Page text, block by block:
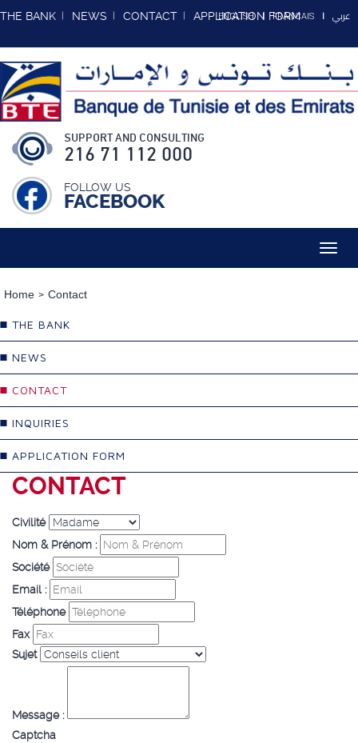
THE BANK NEWS CONTACT APPLICATION FORM
ENGLISH FRANCAIS عربي
SUPPORT AND CONSULTING
216 71 112 000
FOLLOW US
FACEBOOK
Home Contact
THE BANK
NEWS
CONTACT
INQUIRIES
APPLICATION FORM
CONTACT
Civilité
Nom & Prénom :
Société
Email :
Téléphone
Fax
Sujet
Message :
Captcha